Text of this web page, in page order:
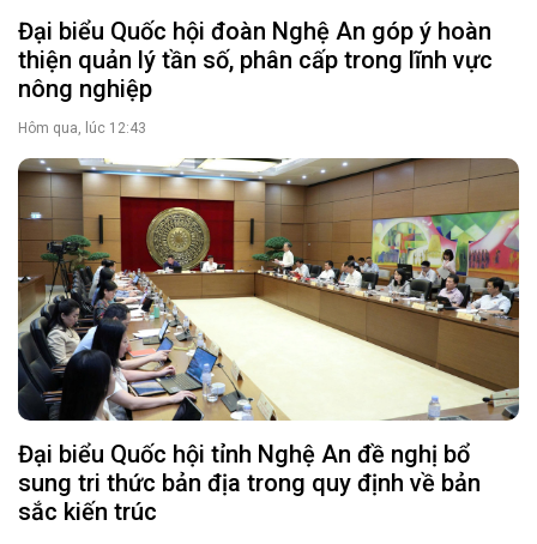
Đại biểu Quốc hội đoàn Nghệ An góp ý hoàn
thiện quản lý tần số, phân cấp trong lĩnh vực
nông nghiệp
Hôm qua, lúc 12:43
Đại biểu Quốc hội tỉnh Nghệ An đề nghị bổ
sung tri thức bản địa trong quy định về bản
sắc kiến trúc